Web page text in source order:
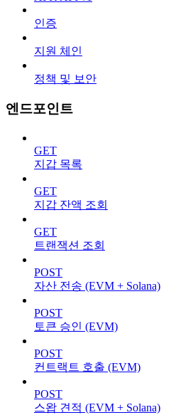
인증
지원 체인
정책 및 보안
엔드포인트
GET
지갑 목록
GET
지갑 잔액 조회
GET
트랜잭션 조회
POST
자산 전송 (EVM + Solana)
POST
토큰 승인 (EVM)
POST
컨트랙트 호출 (EVM)
POST
스왑 견적 (EVM + Solana)